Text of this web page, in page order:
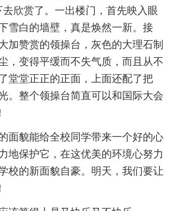
欣赏了。一出楼门，首先映入眼
雪白的墙壁，真是焕然一新。接
加赞赏的领操台，灰色的大理石制
，变得平缓而不失气质，而且从不
堂堂正正的正面，上面还配了把
。整个领操台简直可以和国际大会
面貌能给全校同学带来一个好的心
地保护它，在这优美的环境心努力
校的新面貌自豪。明天，我们要让